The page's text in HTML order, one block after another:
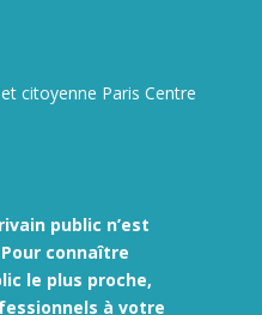
citoyenne Paris Centre
public n’est
connaître
le plus proche,
à votre